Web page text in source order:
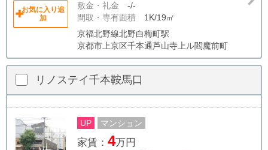
お気に入り追
加
敷金・礼金 -/-
間取・専有面積 1K/19㎡
京福北野線北野白梅町駅
京都市上京区千本通芦山寺上ル閻魔前町
リノステイ千本鞍馬口
UP マンション
家賃： 4万円